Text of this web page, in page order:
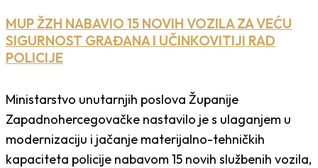
MUP ŽZH NABAVIO 15 NOVIH VOZILA ZA VEĆU
SIGURNOST GRAĐANA I UČINKOVITIJI RAD
POLICIJE
Ministarstvo unutarnjih poslova Županije
Zapadnohercegovačke nastavilo je s ulaganjem u
modernizaciju i jačanje materijalno-tehničkih
kapaciteta policije nabavom 15 novih službenih vozila,